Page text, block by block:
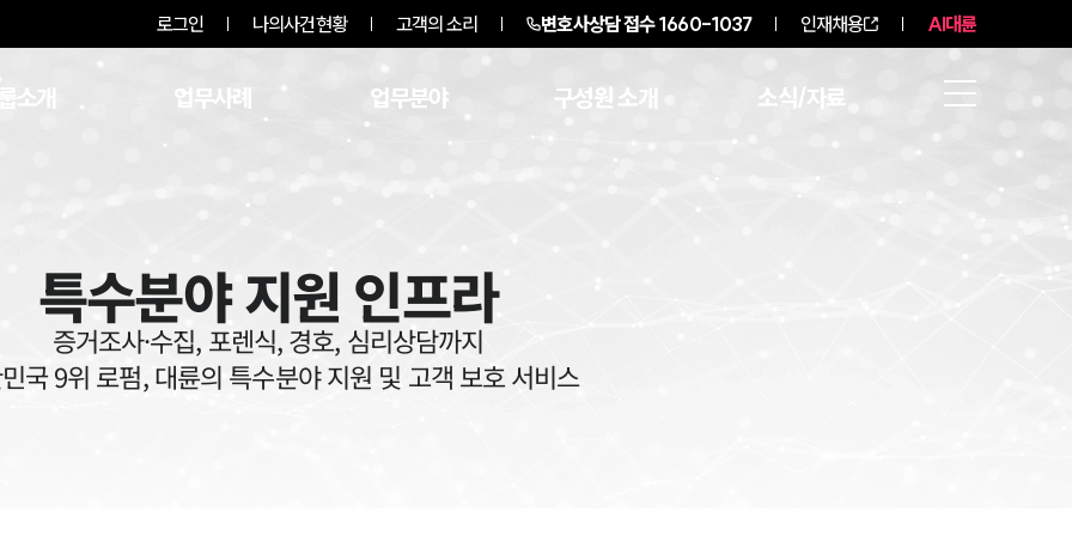
로그인 나의사건현황 고객의 소리 변호사상담 접수1660-1037 인재채용 AI대륜
소개 업무사례 업무분야 구성원 소개 소식/자료
특수분야 지원 인프라
증거조사·수집, 포렌식, 경호, 심리상담까지
대한민국 9위 로펌, 대륜의 특수분야 지원 및 고객 보호 서비스